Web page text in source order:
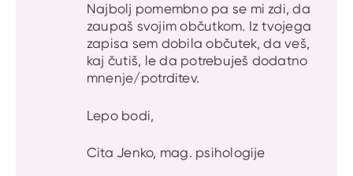
Najbolj pomembno pa se mi zdi, da
zaupaš svojim občutkom. Iz tvojega
zapisa sem dobila občutek, da veš,
kaj čutiš, le da potrebuješ dodatno
mnenje/potrditev.
Lepo bodi,
Cita Jenko, mag. psihologije